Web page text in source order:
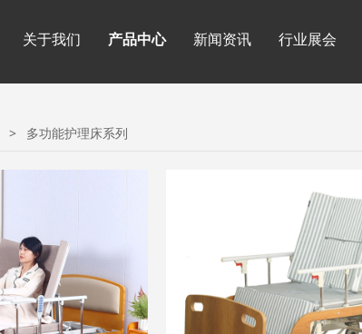
关于我们 产品中心 新闻资讯 行业展会
> 多功能护理床系列